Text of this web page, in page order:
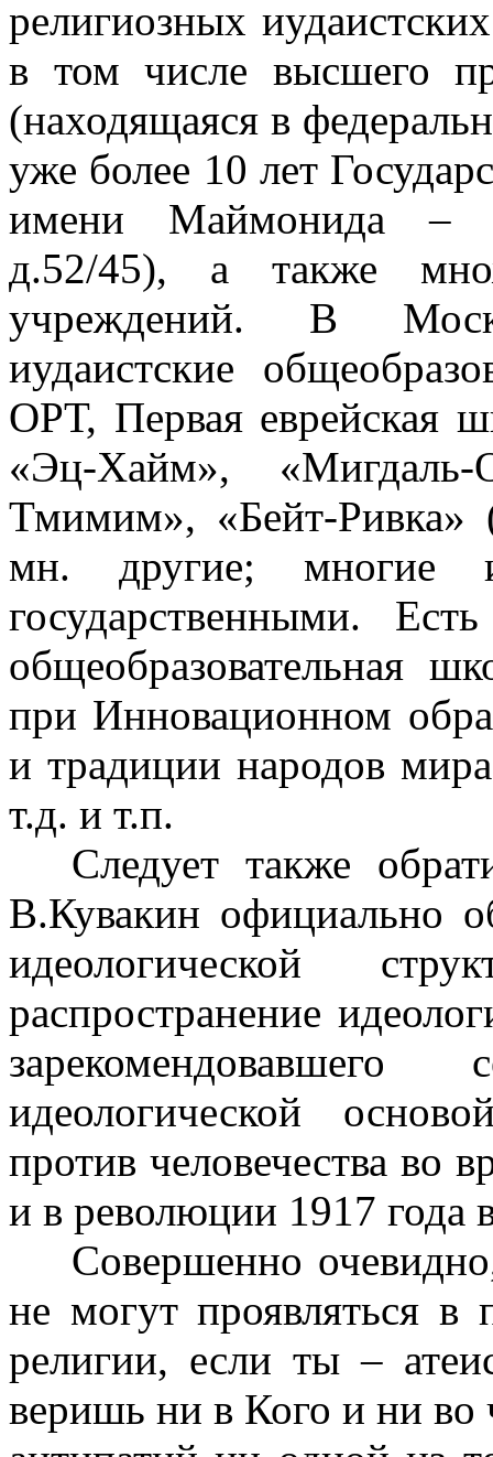
религиозных
в том числе высшего
(находящаяся в
уже более 10 лет
имени Маймонида –
д.52/45), а также
учреждений. В
иудаистские
ОРТ, Первая еврейская
«Эц-Хайм»,
Тмимим», «Бейт-Ривка»
мн. другие; многие
государственными.
общеобразовательная
при Инновационном
и тради­ции народов
т.д. и т.п.
Следует также
В.Кувакин официально
идеологической
распространение
идеологической
против человечества во
и в революции 1917 года
Совершенно
не могут проявляться в
религии, если ты –
веришь ни в Кого и ни во